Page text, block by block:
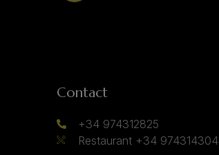
Contact
+34 974312825
Restaurant +34 974314304